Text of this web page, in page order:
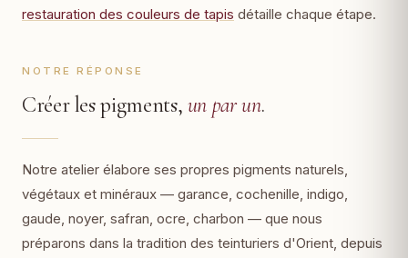
restauration des couleurs de tapis détaille chaque étape.
NOTRE RÉPONSE
Créer les pigments, un par un.
Notre atelier élabore ses propres pigments naturels,
végétaux et minéraux — garance, cochenille, indigo,
gaude, noyer, safran, ocre, charbon — que nous
préparons dans la tradition des teinturiers d'Orient, depuis